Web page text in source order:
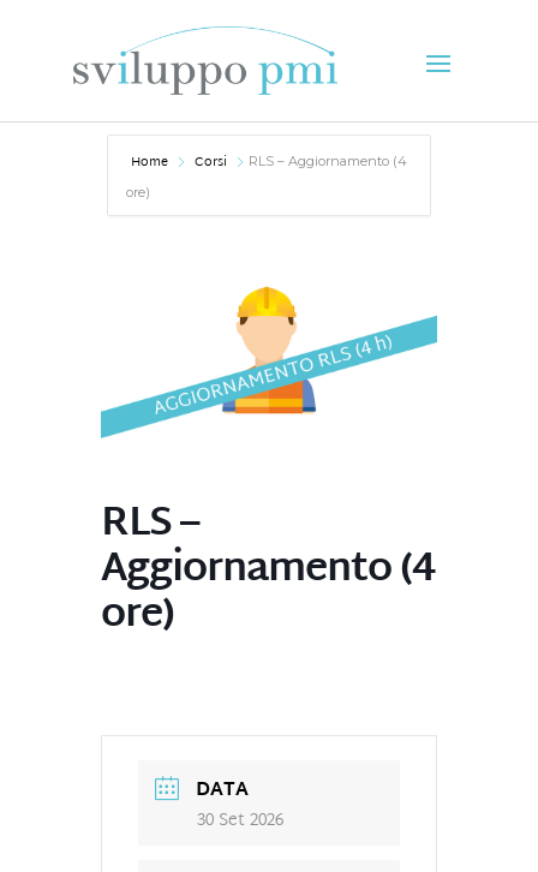
Home Corsi
RLS – Aggiornamento (4
ore)
RLS –
Aggiornamento (4
ore)
DATA
30 Set 2026